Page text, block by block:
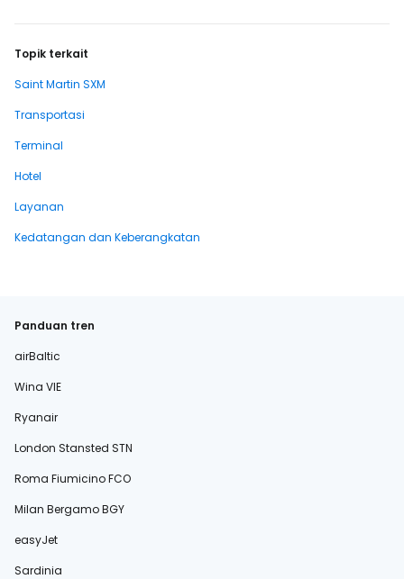
Topik terkait
Saint Martin SXM
Transportasi
Terminal
Hotel
Layanan
Kedatangan dan Keberangkatan
Panduan tren
airBaltic
Wina VIE
Ryanair
London Stansted STN
Roma Fiumicino FCO
Milan Bergamo BGY
easyJet
Sardinia